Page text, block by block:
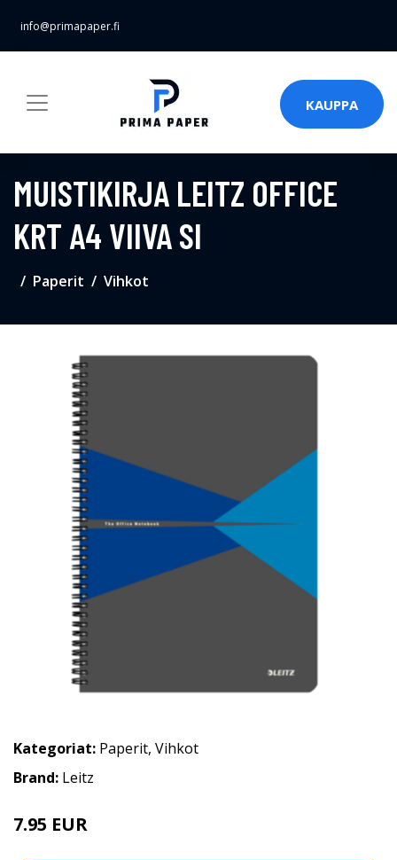
info@primapaper.fi
KAUPPA
MUISTIKIRJA LEITZ OFFICE
KRT A4 VIIVA SI
Paperit Vihkot
Kategoriat: Paperit, Vihkot
Brand: Leitz
7.95 EUR